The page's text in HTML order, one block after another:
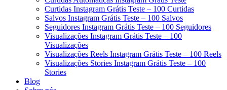
Curtidas Instagram Grátis Teste – 100 Curtidas
Salvos Instagram Grátis Teste – 100 Salvos
Seguidores Instagram Grátis Teste – 100 Seguidores
Visualizações Instagram Grátis Teste – 100
Visualizações
Visualizações Reels Instagram Grátis Teste – 100 Reels
Visualizações Stories Instagram Grátis Teste – 100
Stories
Blog